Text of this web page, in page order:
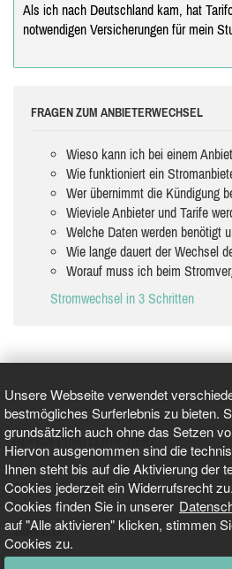
Unsere Webseite verwendet
bestmögliches Surferlebnis zu bieten.
grundsätzlich auch ohne das Setzen
Hiervon ausgenommen sind die
Ihnen steht bis auf die Aktivierung der
Cookies jederzeit ein Widerrufsrecht
Cookies finden Sie in unserer
auf "Alle aktivieren" klicken, stimmen
Cookies zu.
Als ich nach Deutschland kam, hat
notwendigen Versicherungen für mein
FRAGEN ZUM ANBIETERWECHSEL
Wieso kann ich bei einem
Wie funktioniert ein
Wer übernimmt die Kündigung
Wieviele Anbieter und Tarife
Welche Daten werden benötigt
Wie lange dauert der Wechsel
Worauf muss ich beim
Stromwechsel in 3 Schritten
GEPRÜFT UND ZERTIFIZIERT
AKTUELLE NACHRICHTEN
TARIFO.DE